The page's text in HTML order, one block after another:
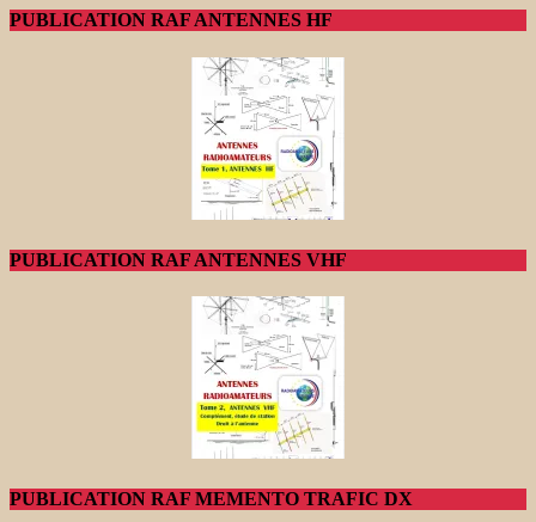
PUBLICATION RAF ANTENNES HF
PUBLICATION RAF ANTENNES VHF
PUBLICATION RAF MEMENTO TRAFIC DX